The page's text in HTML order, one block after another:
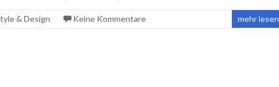
& Design Keine Kommentare mehr lesen